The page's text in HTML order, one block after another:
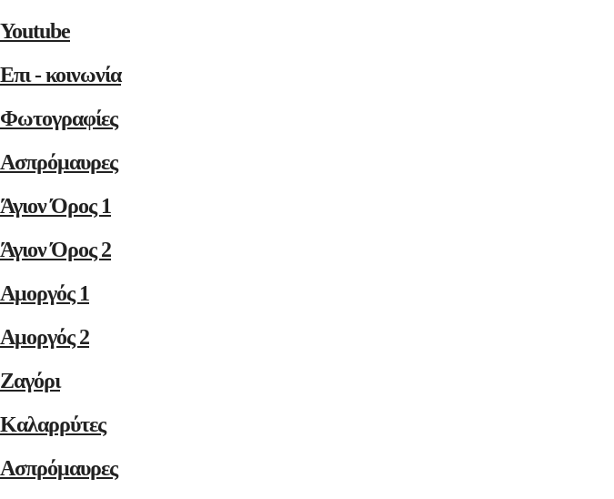
Youtube
Επι - κοινωνία
Φωτογραφίες
Ασπρόμαυρες
Άγιον Όρος 1
Άγιον Όρος 2
Αμοργός 1
Αμοργός 2
Ζαγόρι
Καλαρρύτες
Ασπρόμαυρες